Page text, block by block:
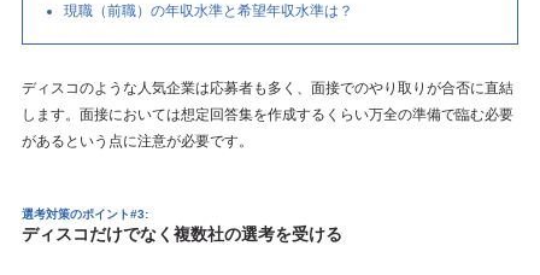
現職（前職）の年収水準と希望年収水準は？
ディスコのような人気企業は応募者も多く、面接でのやり取りが合否に直結
します。面接においては想定回答集を作成するくらい万全の準備で臨む必要
があるという点に注意が必要です。
選考対策のポイント#3:
ディスコだけでなく複数社の選考を受ける